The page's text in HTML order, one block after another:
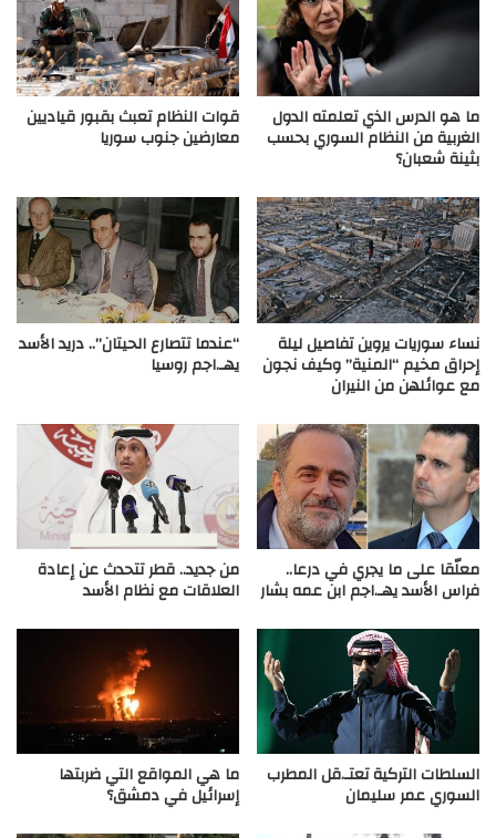
ما هو الدرس الذي تعلمته الدول
الغربية من النظام السوري بحسب
بثينة شعبان؟
قوات النظام تعبث بقبور قياديين
معارضين جنوب سوريا
نساء سوريات يروين تفاصيل ليلة
إحراق مخيم “المنية” وكيف نجون
مع عوائلهن من النيران
“عندما تتصارع الحيتان”.. دريد الأسد
يهـ.اجم روسيا
معلّقا على ما يجري في درعا..
فراس الأسد يهـ.اجم ابن عمه بشار
من جديد.. قطر تتحدث عن إعادة
العلاقات مع نظام الأسد
السلطات التركية تعتـ.قل المطرب
السوري عمر سليمان
ما هي المواقع التي ضربتها
إسرائيل في دمشق؟